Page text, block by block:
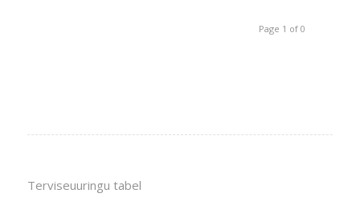
Page 1 of 0
Terviseuuringu tabel